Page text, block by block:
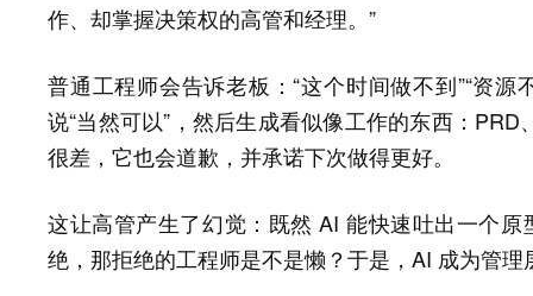
作、却掌握决策权的高管和经理。”
普通工程师会告诉老板：“这个时间做不到”“资
说“当然可以”，然后生成看似像工作的东西：
很差，它也会道歉，并承诺下次做得更好。
这让高管产生了幻觉：既然 AI 能快速吐出一个
绝，那拒绝的工程师是不是懒？于是，AI 成为管